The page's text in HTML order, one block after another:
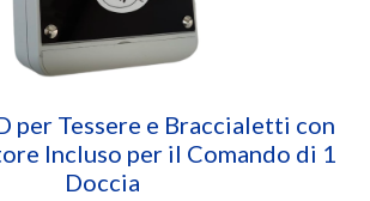
per Tessere e Braccialetti con
Incluso per il Comando di 1
Doccia